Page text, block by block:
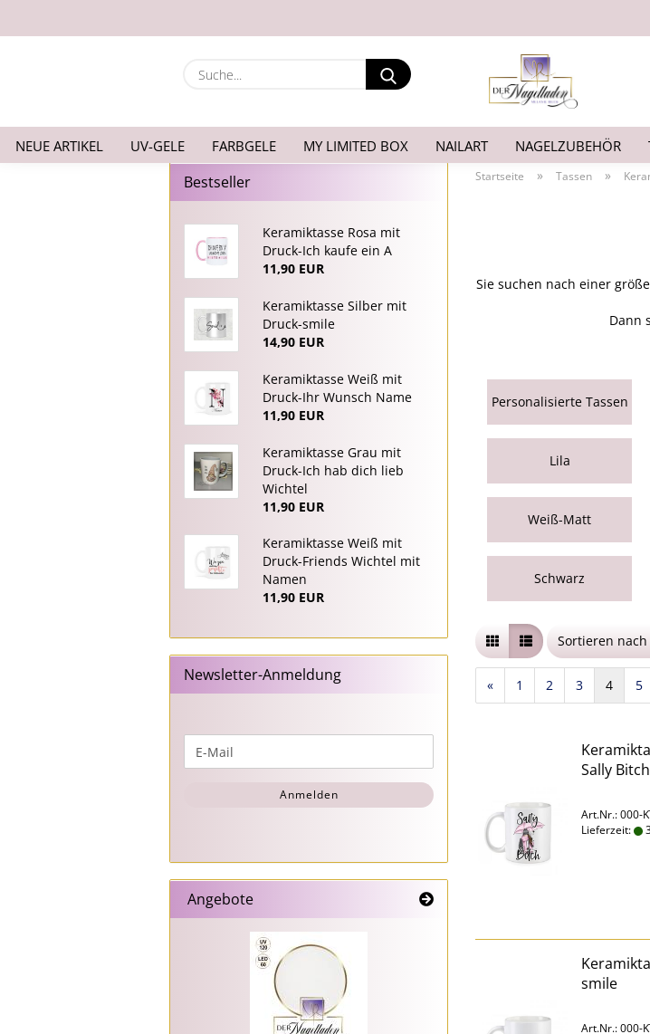
Suche...
NEUE ARTIKEL UV-GELE FARBGELE MY LIMITED BOX NAILART NAGELZUBEHÖR
Startseite » Tassen »
Sie suchen nach einer
Dann
Personalisierte Tassen
Lila
Weiß-Matt
Schwarz
Sortieren
Sortieren nach
« 1 2 3 4 5
Sally Bitch
Art.Nr.: 000-
Lieferzeit:
smile
Art.Nr.: 000-
Bestseller
Keramiktasse Rosa mit
Druck-Ich kaufe ein A
11,90 EUR
Keramiktasse Silber mit
Druck-smile
14,90 EUR
Keramiktasse Weiß mit
Druck-Ihr Wunsch Name
11,90 EUR
Keramiktasse Grau mit
Druck-Ich hab dich lieb
Wichtel
11,90 EUR
Keramiktasse Weiß mit
Druck-Friends Wichtel mit
Namen
11,90 EUR
Newsletter-Anmeldung
ZUR
E-
Mail
Anmelden
Angebote